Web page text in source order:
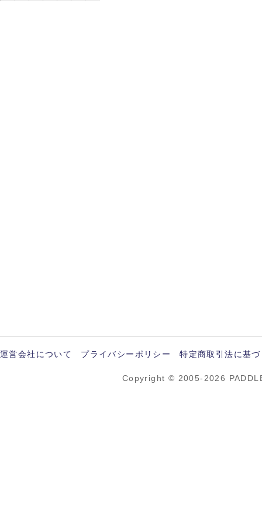
運営会社について プライバシーポリシー 特定商取引法に基
Copyright © 2005-2026